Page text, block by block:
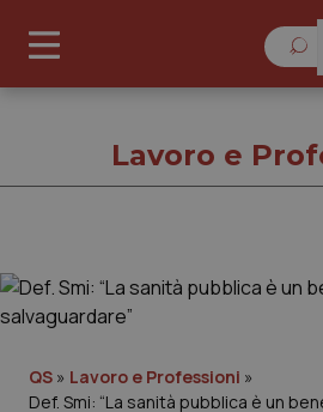
Governo e Parlamento
Lavoro e
QS » Lavoro e Professioni »
Def. Smi: “La sanità pubblica è un